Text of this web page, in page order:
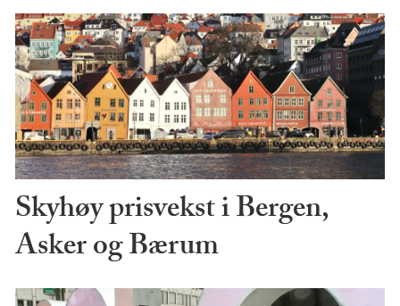
Skyhøy prisvekst i Bergen,
Asker og Bærum